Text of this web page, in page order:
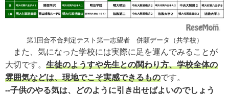
第1回合不合判定テスト第一志望者 併願データ（共学校）
また、気になった学校には実際に足を運んでみることが
大切です。 生徒のようすや先生との関わり方、学校全体の
雰囲気などは、現地でこそ実感できるものです。
--子供のやる気は、どのように引き出せばよいのでしょう